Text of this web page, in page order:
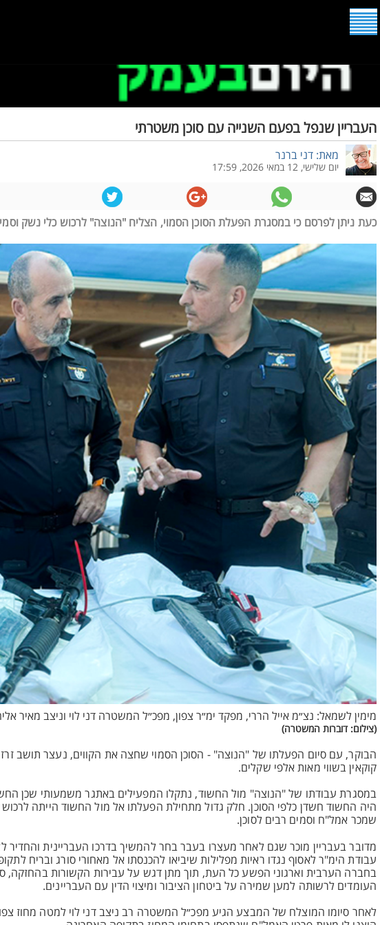
העבריין שנפל בפעם השנייה עם סוכן משטרתי
מאת: דני ברנר
יום שלישי, 12 במאי 2026, 17:59
כעת ניתן לפרסם כי במסגרת הפעלת הסוכן הסמוי, הצליח "הנוצה" לרכוש כלי נשק
מימין לשמאל: נצ״מ אייל הררי, מפקד ימ״ר צפון, מפכ״ל המשטרה דני לוי וניצב
(צילום: דוברות המשטרה)
קוקאין בשווי מאות אלפי שקלים.
במסגרת עבודתו של "הנוצה" מול החשוד, נתקלו המפעילים באתגר משמעותי שכן
היה החשוד חשדן כלפי הסוכן. חלק גדול מתחילת הפעלתו אל מול החשוד הייתה
שמכר אמל"ח וסמים רבים לסוכן.
מדובר בעבריין מוכר שגם לאחר מעצרו בעבר בחר להמשיך בדרכו העבריינית
עבודת הימ"ר לאסוף נגדו ראיות מפלילות שיביאו להכנסתו אל מאחורי סורג
בחברה הערבית וארגוני הפשע כל העת, תוך מתן דגש על עבירות הקשורות בהחזקה,
העומדים לרשותה למען שמירה על ביטחון הציבור ומיצוי הדין עם העבריינים.
לאחר סיומו המוצלח של המבצע הגיע מפכ״ל המשטרה רב ניצב דני לוי למטה מחוז